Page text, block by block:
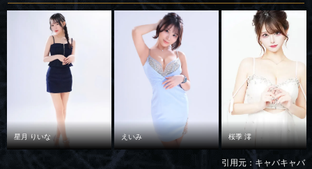
星月 りいな えいみ 桜季 澪
引用元：キャバキャバ